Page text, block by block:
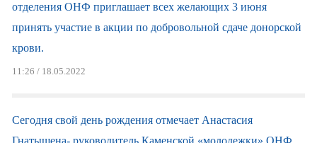
отделения ОНФ приглашает всех желающих 3 июня
принять участие в акции по добровольной сдаче донорской
крови.
11:26 / 18.05.2022
Сегодня свой день рождения отмечает Анастасия
Гнатышена- руководитель Каменской «молодежки» ОНФ.